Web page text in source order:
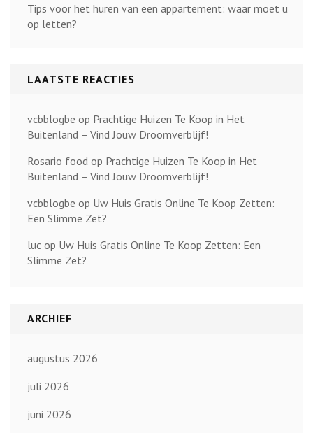
Tips voor het huren van een appartement: waar moet u
op letten?
LAATSTE REACTIES
vcbblogbe op Prachtige Huizen Te Koop in Het
Buitenland – Vind Jouw Droomverblijf!
Rosario food op Prachtige Huizen Te Koop in Het
Buitenland – Vind Jouw Droomverblijf!
vcbblogbe op Uw Huis Gratis Online Te Koop Zetten:
Een Slimme Zet?
luc op Uw Huis Gratis Online Te Koop Zetten: Een
Slimme Zet?
ARCHIEF
augustus 2026
juli 2026
juni 2026